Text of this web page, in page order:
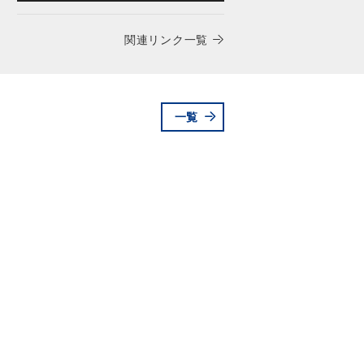
関連リンク一覧
一覧